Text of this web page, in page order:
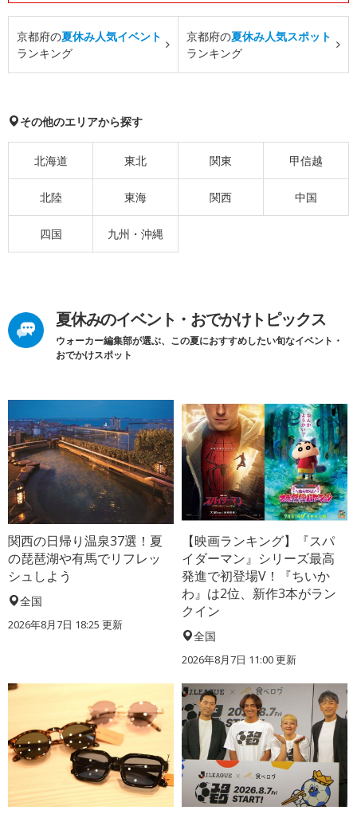
京都府の夏休み人気イベント
ランキング
京都府の夏休み人気スポット
ランキング
その他のエリアから探す
北海道 東北 関東 甲信越
北陸 東海 関西 中国
四国 九州・沖縄
夏休みのイベント・おでかけトピックス
ウォーカー編集部が選ぶ、この夏におすすめしたい旬なイベント・
おでかけスポット
関西の日帰り温泉37選！夏
の琵琶湖や有馬でリフレッ
シュしよう
全国
2026年8月7日 18:25 更新
【映画ランキング】『スパ
イダーマン』シリーズ最高
発進で初登場V！『ちいか
わ』は2位、新作3本がラン
クイン
全国
2026年8月7日 11:00更新